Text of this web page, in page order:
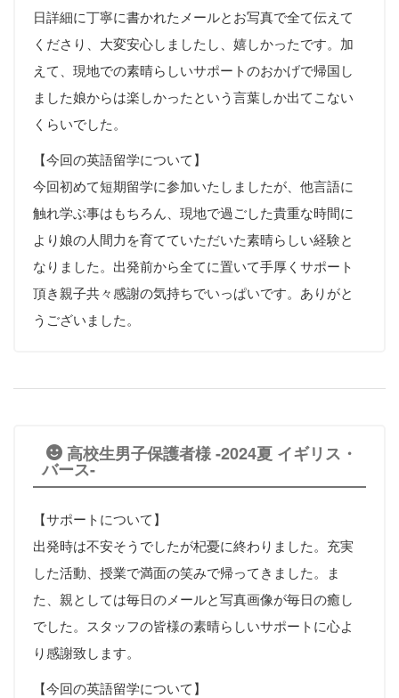
日詳細に丁寧に書かれたメールとお写真で全て伝えて
くださり、大変安心しましたし、嬉しかったです。加
えて、現地での素晴らしいサポートのおかげで帰国し
ました娘からは楽しかったという言葉しか出てこない
くらいでした。
【今回の英語留学について】
今回初めて短期留学に参加いたしましたが、他言語に
触れ学ぶ事はもちろん、現地で過ごした貴重な時間に
より娘の人間力を育てていただいた素晴らしい経験と
なりました。出発前から全てに置いて手厚くサポート
頂き親子共々感謝の気持ちでいっぱいです。ありがと
うございました。
高校生男子保護者様 -2024夏 イギリス・
バース-
【サポートについて】
出発時は不安そうでしたが杞憂に終わりました。充実
した活動、授業で満面の笑みで帰ってきました。ま
た、親としては毎日のメールと写真画像が毎日の癒し
でした。スタッフの皆様の素晴らしいサポートに心よ
り感謝致します。
【今回の英語留学について】